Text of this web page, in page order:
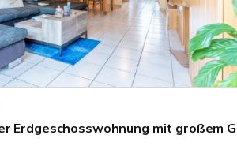
Erdgeschosswohnung mit großem